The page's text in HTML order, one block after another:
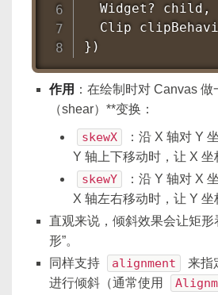
  Widget? child,
Clip
})
作用 ：在绘制时对 Canvas
（shear）**变换：
skewX
：沿 X 轴对 Y
Y 轴上下移动时，让 X 坐
skewY
：沿 Y 轴对 X
X 轴左右移动时，让 Y 坐
直观来说，倾斜效果会让矩形
形”。
同样支持
alignment
来指
进行倾斜（通常使用